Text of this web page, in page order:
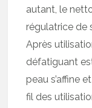
autant, le
régulatrice de
Après
défatiguant
peau s’affine
fil des